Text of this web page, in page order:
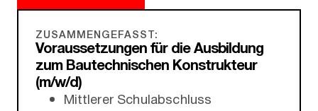
ZUSAMMENGEFASST:
Voraussetzungen für die Ausbildung
zum Bautechnischen Konstrukteur
(m/w/d)
Mittlerer Schulabschluss